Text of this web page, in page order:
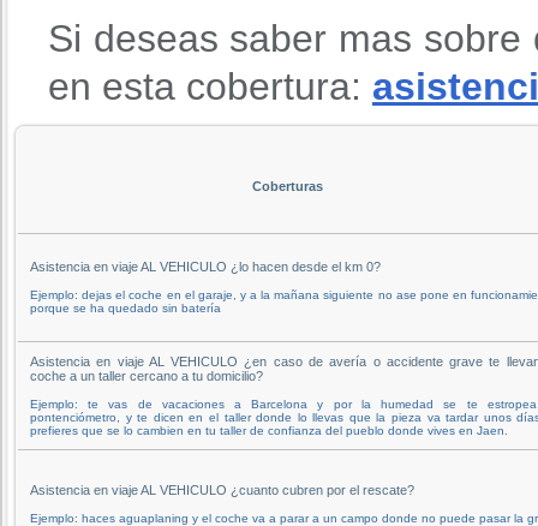
Si deseas saber mas
en esta cobertura:
Coberturas
Asistencia en viaje AL VEHICULO ¿lo hacen desde el km 0?
Ejemplo: dejas el coche en el garaje, y a la mañana siguiente no ase pone en
porque se ha quedado sin batería
Asistencia en viaje AL VEHICULO ¿en caso de avería o accidente grave te
coche a un taller cercano a tu domicilio?
Ejemplo: te vas de vacaciones a Barcelona y por la humedad se te
pontenciómetro, y te dicen en el taller donde lo llevas que la pieza va tardar unos
prefieres que se lo cambien en tu taller de confianza del pueblo donde vives en Jaen.
Asistencia en viaje AL VEHICULO ¿cuanto cubren por el rescate?
Ejemplo: haces aguaplaning y el coche va a parar a un campo donde no puede pasar la